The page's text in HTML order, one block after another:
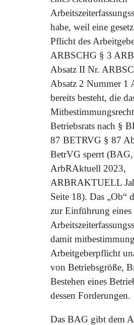
habe, weil eine
Pflicht des
ARBSCHG § 3
Absatz II Nr.
Absatz 2 Nummer 1
bereits besteht, die
Betriebsrats nach §
87 BETRVG § 87
BetrVG sperrt (BAG,
ArbRAktuell 2023,
ARBRAKTUELL
Seite 18). Das „Ob“
zur Einführung eines
damit
Arbeitgeberpflicht
von Betriebsgröße,
Bestehen eines
dessen Forderungen.
Das BAG gibt dem